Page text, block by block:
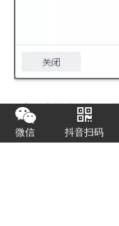
添加了表单后，需要再
最新版本，单击”发布“
微信
抖音扫码